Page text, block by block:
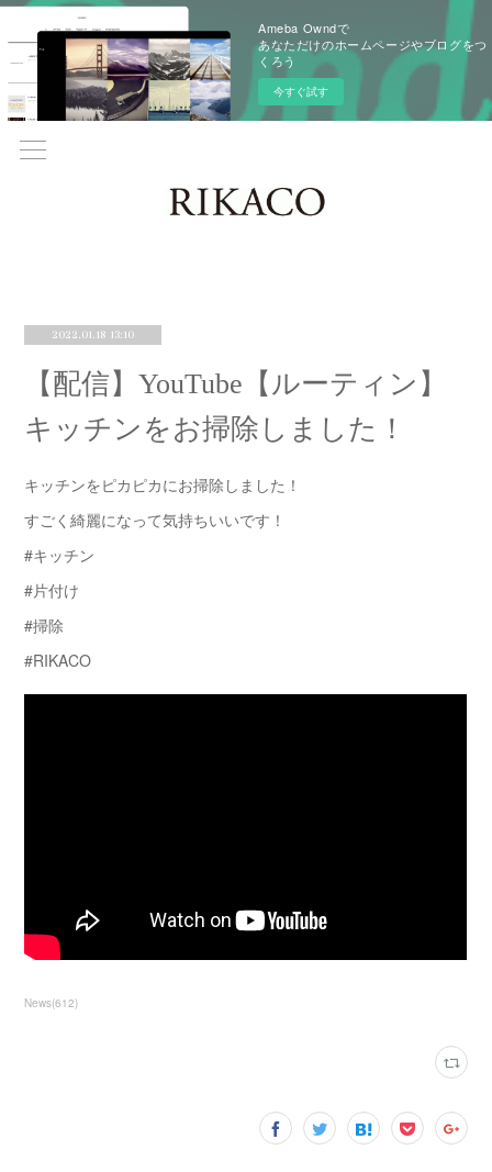
Ameba Owndで
あなただけのホームページやブログをつ
くろう
今すぐ試す
2022.01.18 13:10
【配信】YouTube【ルーティン】
キッチンをお掃除しました！
キッチンをピカピカにお掃除しました！
すごく綺麗になって気持ちいいです！
#キッチン​
#片付け
#掃除
#RIKACO
News(612)